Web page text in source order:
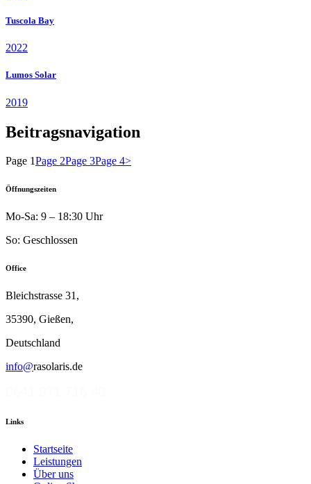
Tuscola Bay
2022
Lumos Solar
2019
Beitragsnavigation
Page 1Page 2Page 3Page 4>
Öffnungszeiten
Mo-Sa: 9 – 18:30 Uhr
So: Geschlossen
Office
Bleichstrasse 31,
35390, Gießen,
Deutschland
info@rasolaris.de
Links
Startseite
Leistungen
Über uns